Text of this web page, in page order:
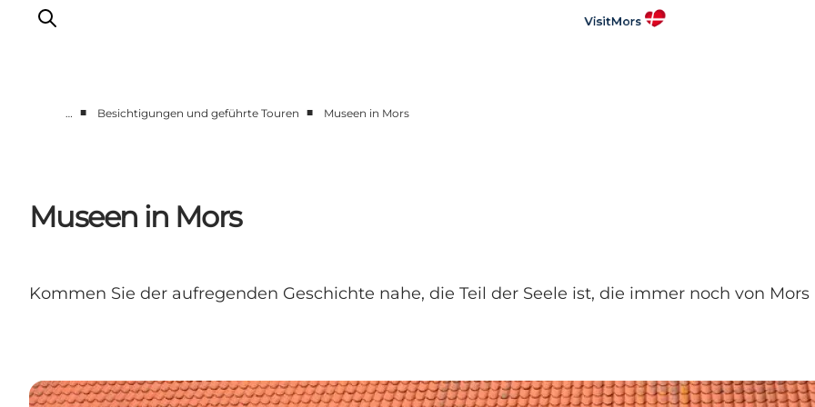
Infos über Mors
Unterkunft
Planen Sie Ihre Reise
… ■ Besichtigungen und geführte Touren ■ Museen in Mors
Museen in Mors
Kommen Sie der aufregenden Geschichte nahe, die Teil der Seele ist, die immer noch von